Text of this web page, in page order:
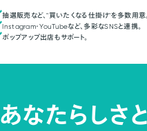
抽選販売など、"買いたくなる仕掛け"を多数用意。
Instagram・YouTubeなど、多彩なSNSと連携。
ポップアップ出店もサポート。
あなたらしさ